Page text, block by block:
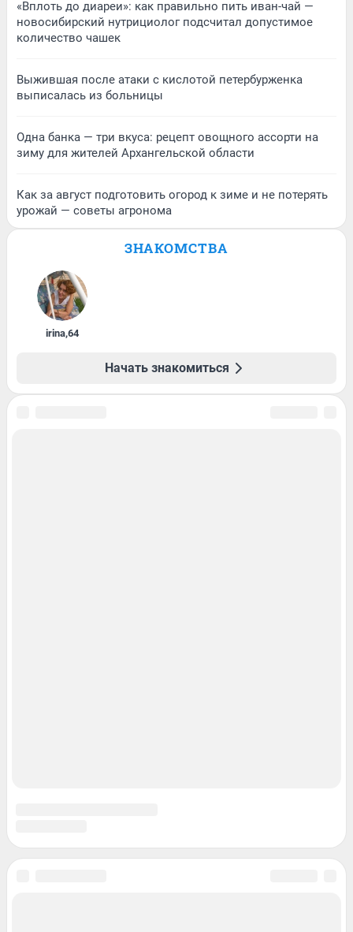
«Вплоть до диареи»: как правильно пить иван-чай —
новосибирский нутрициолог подсчитал допустимое
количество чашек
Выжившая после атаки с кислотой петербурженка
выписалась из больницы
Одна банка — три вкуса: рецепт овощного ассорти на
зиму для жителей Архангельской области
Как за август подготовить огород к зиме и не потерять
урожай — советы агронома
ЗНАКОМСТВА
irina,64
Начать знакомиться